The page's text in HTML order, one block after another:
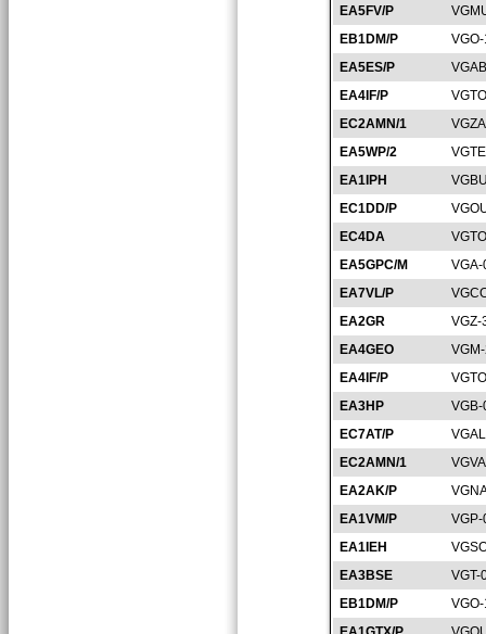
EA5FV/P
EB1DM/P
EA5ES/P
EA4IF/P
EC2AMN/1
EA5WP/2
EA1IPH
EC1DD/P
EC4DA
EA5GPC/M
EA7VL/P
EA2GR
VGZ-
EA4GEO
EA4IF/P
EA3HP
EC7AT/P
EC2AMN/1
EA2AK/P
EA1VM/P
EA1IEH
EA3BSE
VGT-
EB1DM/P